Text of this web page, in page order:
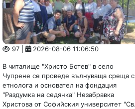
97 | 2026-08-06 11:06:50
В читалище "Христо Ботев" в село
Чупрене се проведе вълнуваща среща с
етнолога и основател на фондация
"Раздумка на седянка" Незабравка
Христова от Софийския университет